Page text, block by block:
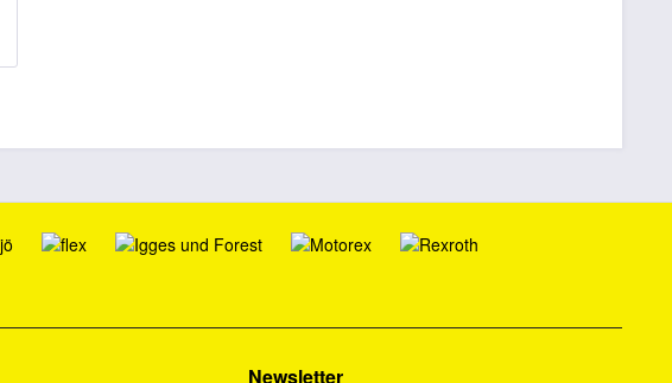
Newsletter